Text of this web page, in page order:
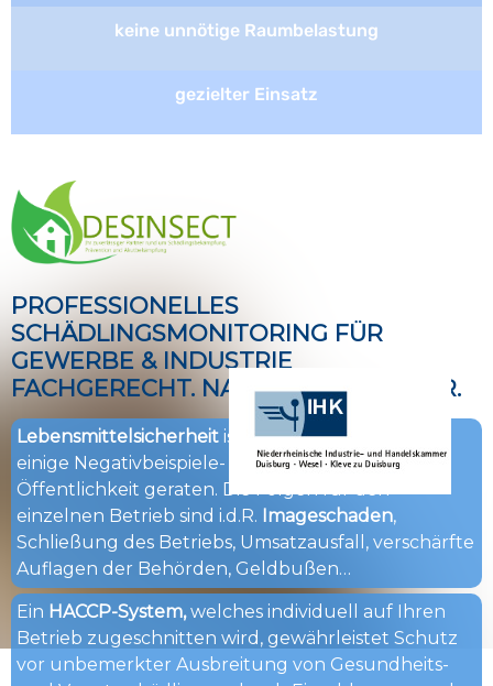
keine unnötige Raumbelastung
gezielter Einsatz
PROFESSIONELLES
SCHÄDLINGSMONITORING FÜR
GEWERBE & INDUSTRIE
FACHGERECHT. NACHHALTIG. SICHER.
Lebensmittelsicherheit ist zunehmend -durch
einige Negativbeispiele- in den Fokus der
Öffentlichkeit geraten. Die Folgen für den
einzelnen Betrieb sind i.d.R. Imageschaden,
Schließung des Betriebs, Umsatzausfall, verschärfte
Auflagen der Behörden, Geldbußen…
Ein HACCP-System,welches individuell auf Ihren
Betrieb zugeschnitten wird, gewährleistet Schutz
vor unbemerkter Ausbreitung von Gesundheits-